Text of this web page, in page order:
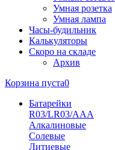
Умная розетка
Умная лампа
Часы-будильник
Калькуляторы
Скоро на складе
Архив
Корзина пуста0
Батарейки
R03/LR03/AAA
Алкалиновые
Солевые
Литиевые